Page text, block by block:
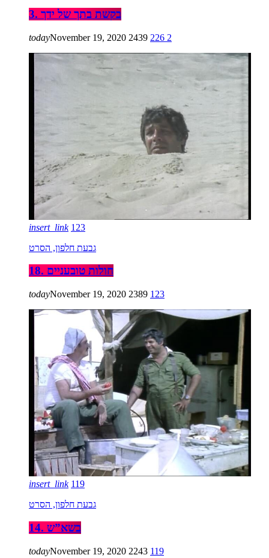
3. בקשת בתך של ידך
todayNovember 19, 2020 2439 226 2
insert_link 123
גבעת חלפון, הסרט
18. חולות טובעניים
todayNovember 19, 2020 2389 123
insert_link 119
גבעת חלפון, הסרט
14. בשא”ש
todayNovember 19, 2020 2243 119